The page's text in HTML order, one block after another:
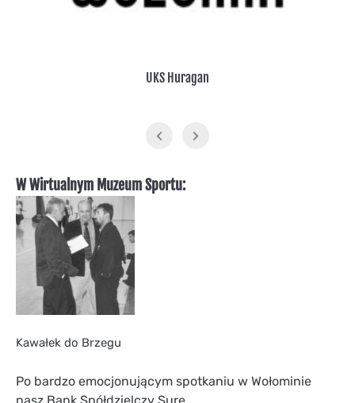
UKS Huragan
W Wirtualnym Muzeum Sportu:
Kawałek do Brzegu
Po bardzo emocjonującym spotkaniu w Wołominie
nasz Bank Spółdzielczy Sure...